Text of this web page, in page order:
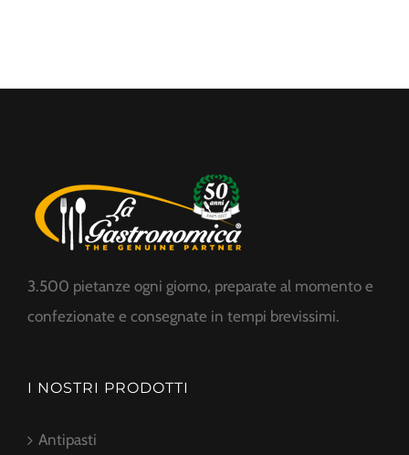
3.500 pietanze ogni giorno, preparate al momento e
confezionate e consegnate in tempi brevissimi.
I NOSTRI PRODOTTI
Antipasti